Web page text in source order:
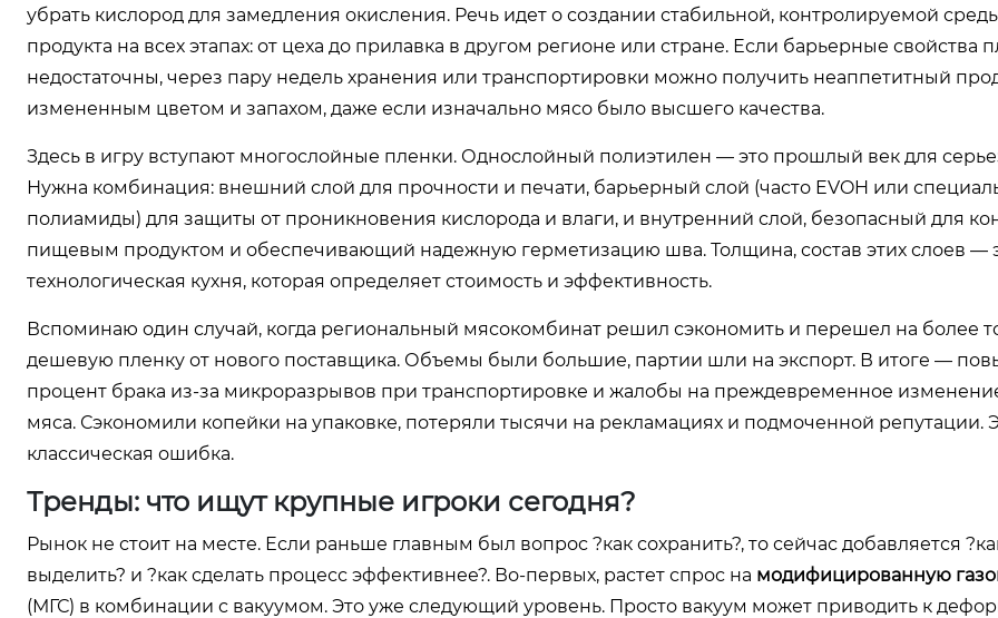
убрать кислород для замедления окисления. Речь идет о создании стабильной, контролируемой
продукта на всех этапах: от цеха до прилавка в другом регионе или стране. Если барьерные свойства
недостаточны, через пару недель хранения или транспортировки можно получить неаппетитный
измененным цветом и запахом, даже если изначально мясо было высшего качества.
Здесь в игру вступают многослойные пленки. Однослойный полиэтилен — это прошлый век для
Нужна комбинация: внешний слой для прочности и печати, барьерный слой (часто EVOH или
полиамиды) для защиты от проникновения кислорода и влаги, и внутренний слой, безопасный для
пищевым продуктом и обеспечивающий надежную герметизацию шва. Толщина, состав этих слоев —
технологическая кухня, которая определяет стоимость и эффективность.
Вспоминаю один случай, когда региональный мясокомбинат решил сэкономить и перешел на более
дешевую пленку от нового поставщика. Объемы были большие, партии шли на экспорт. В итоге —
процент брака из-за микроразрывов при транспортировке и жалобы на преждевременное
мяса. Сэкономили копейки на упаковке, потеряли тысячи на рекламациях и подмоченной репутации.
классическая ошибка.
Тренды: что ищут крупные игроки сегодня?
Рынок не стоит на месте. Если раньше главным был вопрос ?как сохранить?, то сейчас добавляется
выделить? и ?как сделать процесс эффективнее?. Во-первых, растет спрос на модифицированную
(МГС) в комбинации с вакуумом. Это уже следующий уровень. Просто вакуум может приводить к